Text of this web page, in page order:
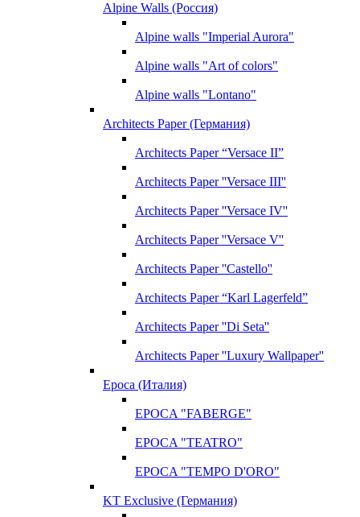
Alpine Walls (Россия)
Alpine walls "Imperial Aurora"
Alpine walls "Art of colors"
Alpine walls "Lontano"
Architects Paper (Германия)
Architects Paper “Versace II”
Architects Paper ''Versace III''
Architects Paper ''Versace IV''
Architects Paper ''Versace V''
Architects Paper ''Castello''
Architects Paper “Karl Lagerfeld”
Architects Paper ''Di Seta''
Architects Paper ''Luxury Wallpaper''
Epoca (Италия)
EPOCA "FABERGE"
EPOCA "TEATRO"
EPOCA "TEMPO D'ORO"
KT Exclusive (Германия)